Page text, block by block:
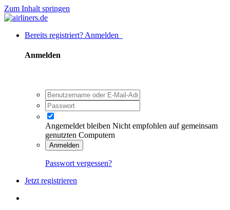
Zum Inhalt springen
Bereits registriert? Anmelden
Anmelden
Angemeldet bleiben Nicht empfohlen auf gemeinsam
genutzten Computern
Anmelden
Passwort vergessen?
Jetzt registrieren